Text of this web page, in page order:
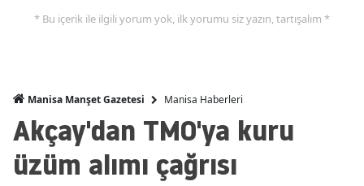
* Bu içerik ile ilgili yorum yok, ilk yorumu siz yazın, tartışalım *
Manisa Manşet Gazetesi Manisa Haberleri
Akçay'dan TMO'ya kuru
üzüm alımı çağrısı